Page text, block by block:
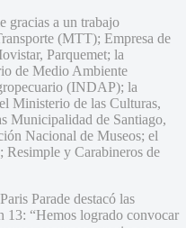
gracias a un trabajo
(MTT); Empresa de
Parquemet; la
de Medio Ambiente
(INDAP); la
Ministerio de las Culturas,
Municipalidad de Santiago,
Nacional de Museos; el
y Carabineros de
Parade destacó las
13: “Hemos logrado convocar